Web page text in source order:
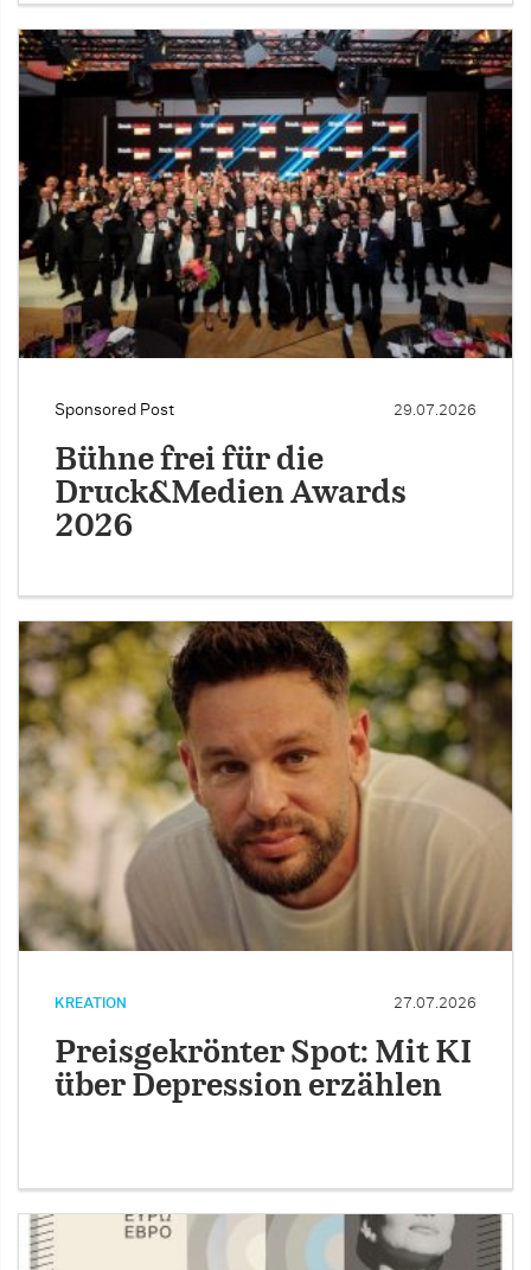
Sponsored Post 29.07.2026
Bühne frei für die
Druck&Medien Awards
2026
KREATION 27.07.2026
Preisgekrönter Spot: Mit KI
über Depression erzählen